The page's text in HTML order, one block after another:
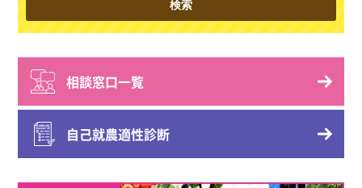
相談窓口一覧
自己就農適性診断